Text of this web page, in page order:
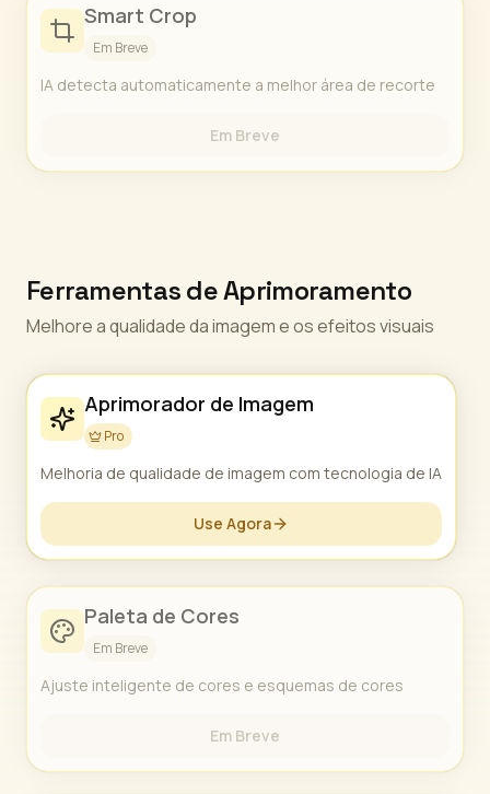
Smart Crop
Em Breve
IA detecta automaticamente a melhor área de recorte
Em Breve
Ferramentas de Aprimoramento
Melhore a qualidade da imagem e os efeitos visuais
Aprimorador de Imagem
Pro
Melhoria de qualidade de imagem com tecnologia de IA
Use Agora
Paleta de Cores
Em Breve
Ajuste inteligente de cores e esquemas de cores
Em Breve